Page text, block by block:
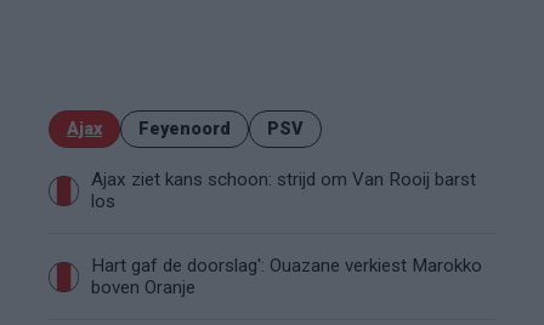
Ajax Feyenoord PSV
Ajax ziet kans schoon: strijd om Van Rooij barst
los
Hart gaf de doorslag': Ouazane verkiest Marokko
boven Oranje